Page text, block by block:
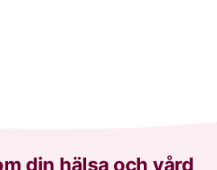
din hälsa och vård